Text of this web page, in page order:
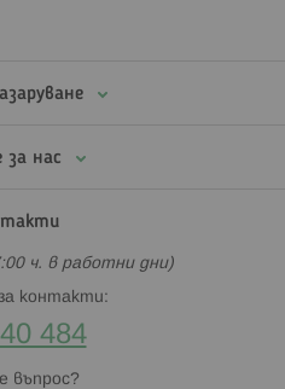
за нас
ч. в работни дни)
контакти:
484
въпрос?